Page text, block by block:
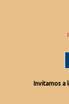
Invitamos a